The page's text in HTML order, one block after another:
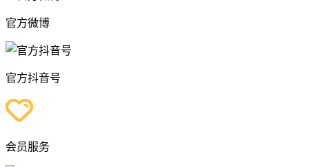
官方微博
官方抖音号
会员服务